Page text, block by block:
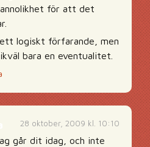
för att det
logiskt förfarande, men
bara en eventualitet.
28 oktober, 2009 kl. 10:10
går dit idag, och inte